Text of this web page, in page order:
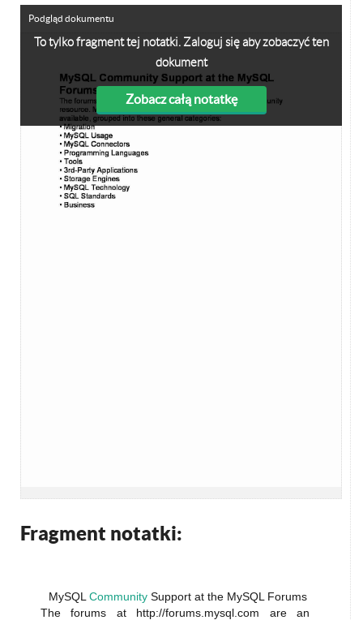
To tylko fragment tej notatki. Zaloguj się aby zobaczyć ten
dokument
Zobacz całą notatkę
Podgląd dokumentu
Fragment notatki:
MySQL Community Support at the MySQL Forums
The forums at http://forums.mysql.com are an